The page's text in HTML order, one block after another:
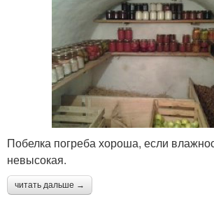
Побелка погреба хороша, если
невысокая.
читать дальше →